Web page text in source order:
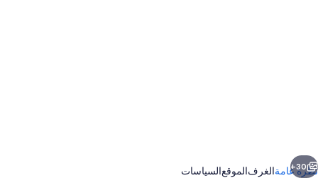
التالي
30+
نظرة عامةالغرفالموقعالسياسات